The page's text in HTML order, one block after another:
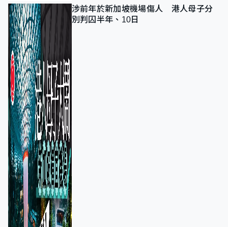
涉前年於新加坡機場傷人 港人母子分
別判囚半年、10日